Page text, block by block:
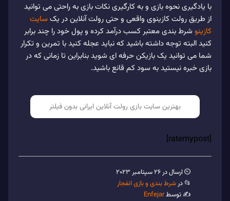
با یادگیری نحوه بازی و به کارگیری نکات بازی به راحتی می توانید
از طریق رولت کازینوی واقعی و حتی رولت آنلاین در یک سایت
کازینو شرط بندی معتبر کسب درآمد کرده و پول خود را چند برابر
کنید البته توجه داشته باشید که نباید عجله کنید با تمرین و تکرار
شما می توانید یک بازیکن حرفه ای شوید بنابراین تا زمانی که در
بازی خبره نیستید به سود کم قانع باشید.
بهترین سایت بازی رولت آنلاین ایرانی بدون فیلتر
[ratemypost]
⏲ ارسال در 26 سپتامبر 2023
📂 درشرط بندی و بازی انفجار
✍️ توسطEnfejar